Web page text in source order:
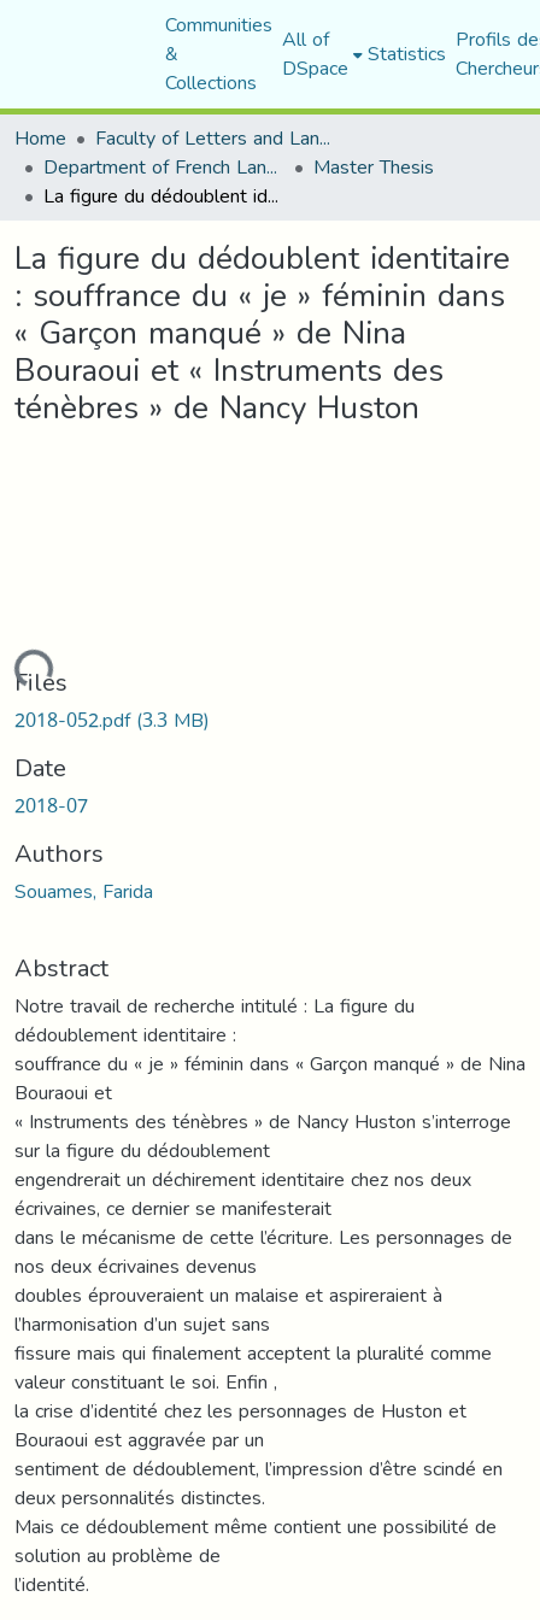
Communities
&
Collections
All of
DSpace Statistics Profils
Home
Faculty of Letters and Languages
Department of French Language and Literature Master Thesis
La figure du dédoublent identitaire : souffrance du « je » féminin dans « Garçon manqué » de Nina Bouraoui et « Instruments des ténèbres » de Nancy Huston
La figure du dédoublent identitaire
: souffrance du « je » féminin dans
« Garçon manqué » de Nina
Bouraoui et « Instruments des
ténèbres » de Nancy Huston
Files
2018-052.pdf(3.3 MB)
Date
2018-07
Authors
Souames, Farida
Abstract
Notre travail de recherche intitulé : La figure du
dédoublement identitaire :
souffrance du « je » féminin dans « Garçon manqué » de Nina
Bouraoui et
« Instruments des ténèbres » de Nancy Huston s’interroge
sur la figure du dédoublement
engendrerait un déchirement identitaire chez nos deux
écrivaines, ce dernier se manifesterait
dans le mécanisme de cette l’écriture. Les personnages de
nos deux écrivaines devenus
doubles éprouveraient un malaise et aspireraient à
l’harmonisation d’un sujet sans
fissure mais qui finalement acceptent la pluralité comme
valeur constituant le soi. Enfin ,
la crise d’identité chez les personnages de Huston et
Bouraoui est aggravée par un
sentiment de dédoublement, l’impression d’être scindé en
deux personnalités distinctes.
Mais ce dédoublement même contient une possibilité de
solution au problème de
l’identité.